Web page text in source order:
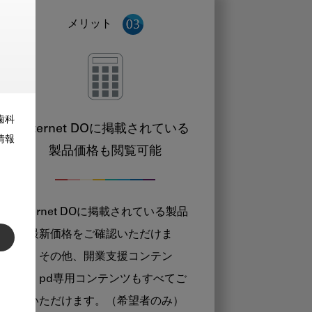
科
報
メリット
Internet DOに掲載されている
製品価格も閲覧可能
Internet DOに掲載されている製品
の最新価格をご確認いただけま
す。その他、開業支援コンテン
ツ、pd専用コンテンツもすべてご
覧いただけます。（希望者のみ）